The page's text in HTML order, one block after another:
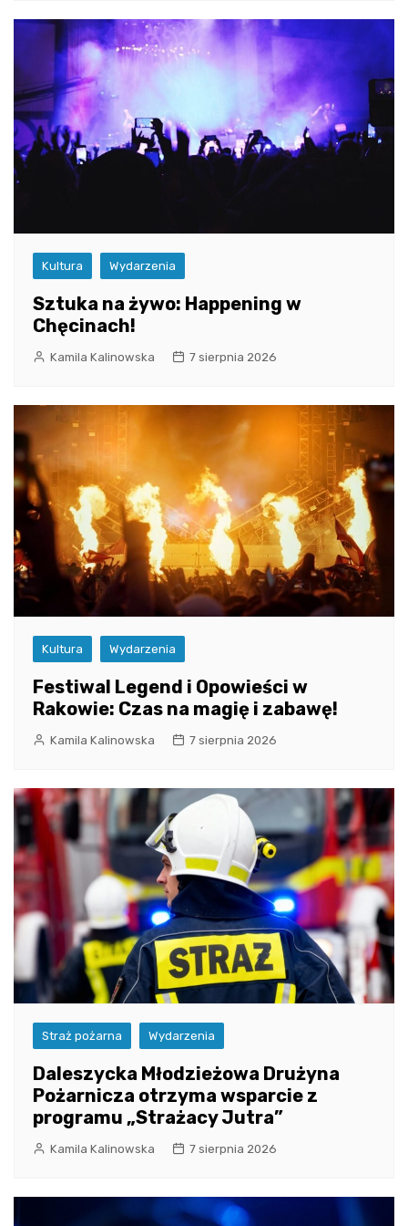
Kultura Wydarzenia
Sztuka na żywo: Happening w
Chęcinach!
Kamila Kalinowska 7 sierpnia 2026
Kultura Wydarzenia
Festiwal Legend i Opowieści w
Rakowie: Czas na magię i zabawę!
Kamila Kalinowska 7 sierpnia 2026
Straż pożarna Wydarzenia
Daleszycka Młodzieżowa Drużyna
Pożarnicza otrzyma wsparcie z
programu „Strażacy Jutra”
Kamila Kalinowska 7 sierpnia 2026